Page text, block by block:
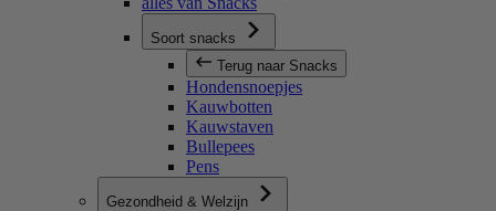
Soort snacks
Terug naar Snacks
Hondensnoepjes
Kauwbotten
Kauwstaven
Bullepees
Pens
Gezondheid & Welzijn